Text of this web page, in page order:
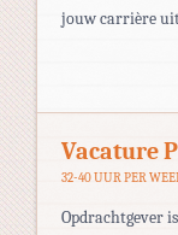
jouw carrière
Vacature
32-40 UUR PER
Opdrachtgever